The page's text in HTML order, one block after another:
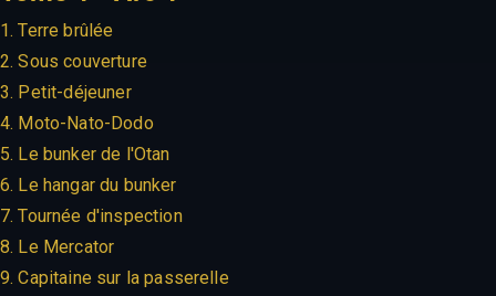
1. Terre brûlée
2. Sous couverture
3. Petit-déjeuner
4. Moto-Nato-Dodo
5. Le bunker de l'Otan
6. Le hangar du bunker
7. Tournée d'inspection
8. Le Mercator
9. Capitaine sur la passerelle